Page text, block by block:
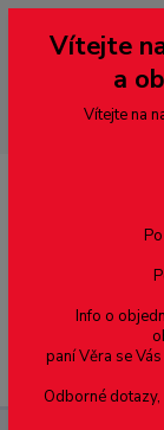
--- pro zákazníky ze
přepněte si e-shop
dobírky – pokud si
domluvě zaslána
případě bude
Vítejte
a
Vítejte na
Info o
paní Věra se
Odborné dotazy,